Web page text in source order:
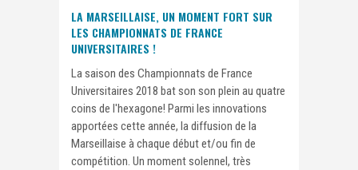
LA MARSEILLAISE, UN MOMENT FORT SUR
LES CHAMPIONNATS DE FRANCE
UNIVERSITAIRES !
La saison des Championnats de France
Universitaires 2018 bat son son plein au quatre
coins de l'hexagone! Parmi les innovations
apportées cette année, la diffusion de la
Marseillaise à chaque début et/ou fin de
compétition. Un moment solennel, très